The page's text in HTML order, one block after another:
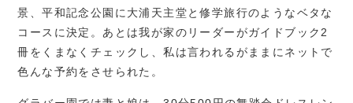
景、平和記念公園に大浦天主堂と修学旅行のようなベタな
コースに決定。あとは我が家のリーダーがガイドブック2
冊をくまなくチェックし、私は言われるがままにネットで
色んな予約をさせられた。